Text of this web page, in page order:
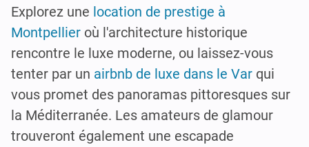
Explorez une location de prestige à
Montpellier où l'architecture historique
rencontre le luxe moderne, ou laissez-vous
tenter par un airbnb de luxe dans le Var qui
vous promet des panoramas pittoresques sur
la Méditerranée. Les amateurs de glamour
trouveront également une escapade